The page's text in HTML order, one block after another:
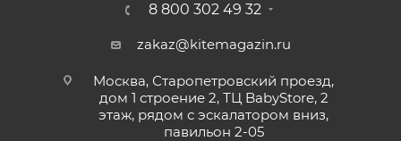
8 800 302 49 32
zakaz@kitemagazin.ru
Москва, Старопетровский проезд,
дом 1 строение 2, ТЦ BabyStore, 2
этаж, рядом с эскалатором вниз,
павильон 2-05